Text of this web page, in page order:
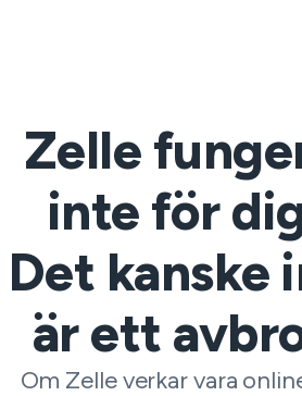
Zelle
inte för
Det kanske
är ett
Om Zelle verkar vara